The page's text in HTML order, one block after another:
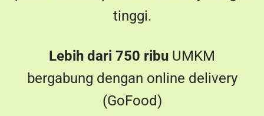
di sistem online delivery ini!